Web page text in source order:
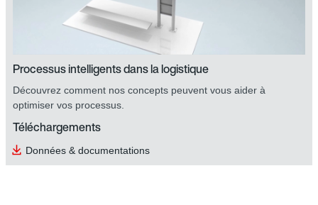
Processus intelligents dans la logistique
Découvrez comment nos concepts peuvent vous aider à
optimiser vos processus.
Téléchargements
Données & documentations